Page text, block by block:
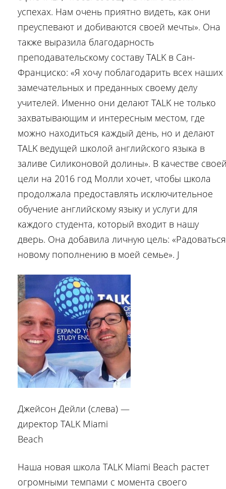
успехах. Нам очень приятно видеть, как они
преуспевают и добиваются своей мечты». Она
также выразила благодарность
преподавательскому составу TALK в Сан-
Франциско: «Я хочу поблагодарить всех наших
замечательных и преданных своему делу
учителей. Именно они делают TALK не только
захватывающим и интересным местом, где
можно находиться каждый день, но и делают
TALK ведущей школой английского языка в
заливе Силиконовой долины». В качестве
цели на 2016 год Молли хочет, чтобы школа
продолжала предоставлять исключительное
обучение английскому языку и услуги для
каждого студента, который входит в нашу
дверь. Она добавила личную цель: «Радоваться
новому пополнению в моей семье». J
Джейсон Дейли (слева) —
директор TALK Miami
Beach
Наша новая школа TALK Miami Beach растет
огромными темпами с момента своего